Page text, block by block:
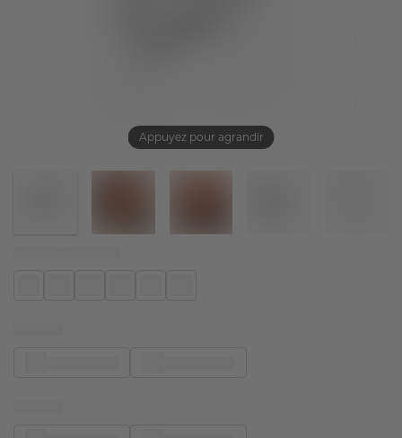
Appuyez pour agrandir